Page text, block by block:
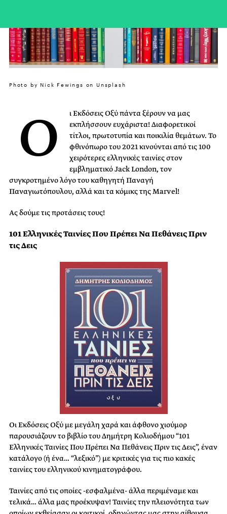
Photo by Nick Fewings on Unsplash
Ο
ι Εκδόσεις Οξύ πάντα ξέρουν να μας
εκπλήσσουν ευχάριστα! Διαφορετικοί
τίτλοι, πρωτοτυπία και ποικιλία θεμάτων. Το
φθινόπωρο του 2021 κινούνται από τις 100
χειρότερες ελληνικές ταινίες στον
εμβληματικό Jack London, τον
συγκροτημένο λόγο του καθηγητή Παναγή
Παναγιωτόπουλου, αλλά και τα κόμικς της Marvel!
Ας δούμε τις προτάσεις τους!
101 Ελληνικές Ταινίες Που Πρέπει Να Πεθάνεις Πριν
τις Δεις
Οι Εκδόσεις Οξύ με μεγάλη χαρά και άφθονο χιούμορ
παρουσιάζουν το βιβλίο του Δημήτρη Κολιοδήμου “101
Ελληνικές Ταινίες Που Πρέπει Να Πεθάνεις Πριν τις Δεις”, έναν
κατάλογο (ή ένα… “λεξικό”) με κριτικές για τις πιο κακές
ταινίες του ελληνικού κινηματογράφου.
Ταινίες από τις οποίες -εσφαλμένα- άλλα περιμέναμε και
τελικά… άλλα μας προέκυψαν! Ταινίες την πλειονότητα των